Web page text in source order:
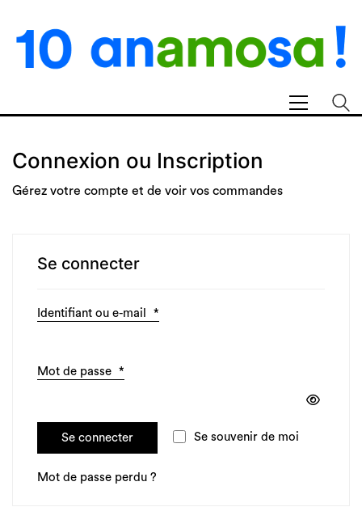
Connexion ou Inscription
Gérez votre compte et de voir vos commandes
Se connecter
Identifiant ou e-mail *
Obligatoire
Mot de passe *
Obligatoire
Se connecter Se souvenir de moi
Mot de passe perdu ?